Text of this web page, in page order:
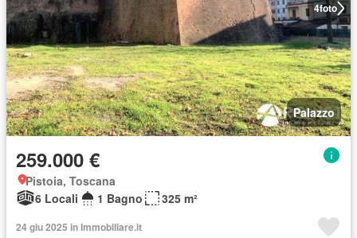
4foto
Palazzo
259.000 €
Pistoia, Toscana
6 Locali
1 Bagno 325 m²
24 giu 2025 in Immobiliare.it